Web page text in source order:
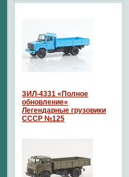
ЗИЛ-4331 «Полное
обновление»
Легендарные грузовики
СССР №125